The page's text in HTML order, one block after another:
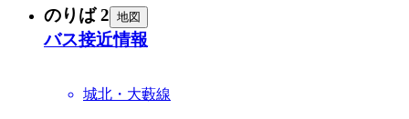
のりば 2 地図
バス接近情報
城北・大藪線